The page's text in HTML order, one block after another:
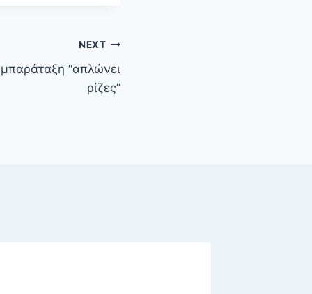
NEXT
“απλώνει
ρίζες”